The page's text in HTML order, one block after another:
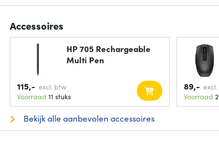
Accessoires
HP 705 Rechargeable
Multi Pen
115,- excl. btw
Voorraad 11 stuks
89,-
Voorraad
Bekijk alle aanbevolen accessoires